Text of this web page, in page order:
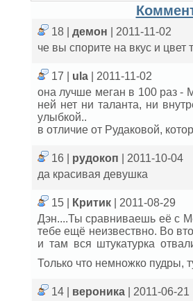
18 | демон
| 2011-11-02
че вы спорите на вкус и цвет
17 | ula
| 2011-11-02
она лучше меган в 100 раз -
ней нет ни таланта, ни
улыбкой..
в отличие от Рудаковой,
16 | рудокоп
| 2011-10-04
да красивая девушка
15 | Критик
| 2011-08-29
Дэн....Ты сравниваешь её с
тебе ещё неизвествно. Во
и там вся штукатурка
Только что немножко пудры,
14 | вероника
| 2011-06-21